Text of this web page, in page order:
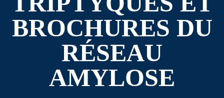
BROCHURES DU
RÉSEAU
AMYLOSE